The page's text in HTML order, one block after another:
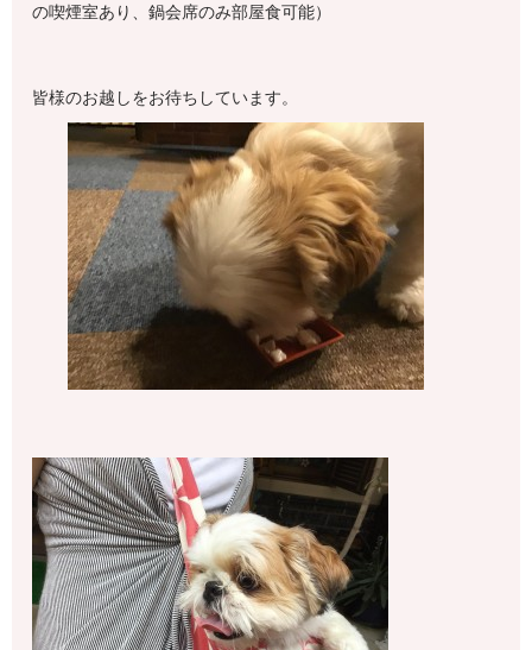
の喫煙室あり、鍋会席のみ部屋食可能）
皆様のお越しをお待ちしています。